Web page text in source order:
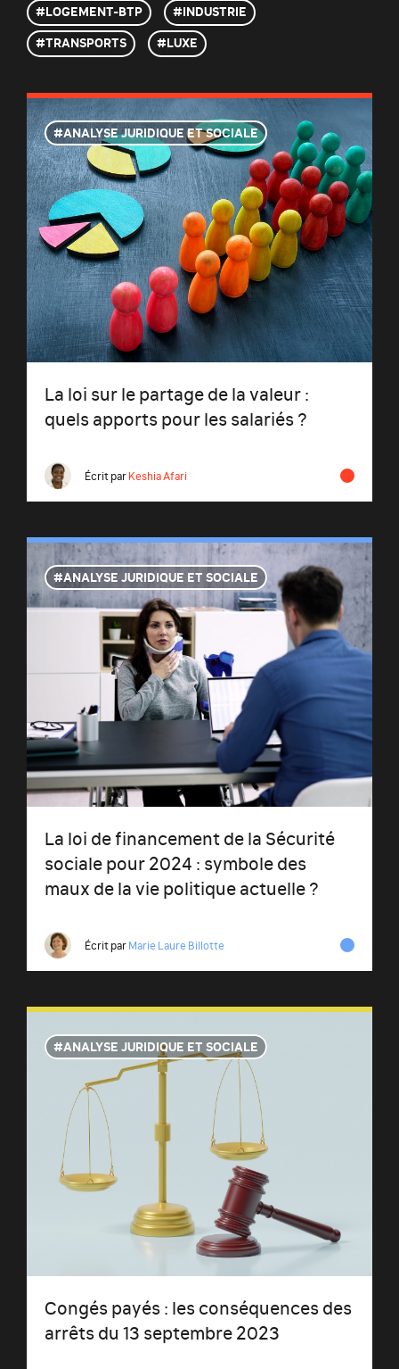
LOGEMENT-BTP
INDUSTRIE
TRANSPORTS
LUXE
ANALYSE JURIDIQUE ET SOCIALE
La loi sur le partage de la valeur :
quels apports pour les salariés ?
Écrit parKeshia Afari
ANALYSE JURIDIQUE ET SOCIALE
La loi de financement de la Sécurité
sociale pour 2024 : symbole des
maux de la vie politique actuelle ?
Écrit parMarie Laure Billotte
ANALYSE JURIDIQUE ET SOCIALE
Congés payés : les conséquences des
arrêts du 13 septembre 2023